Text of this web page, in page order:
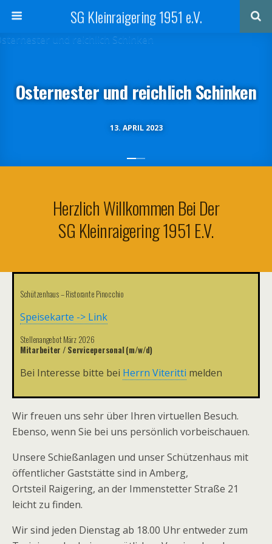
SG Kleinraigering 1951 e.V.
13. APRIL 2023
Osternester und reichlich Schinken
Herzlich Willkommen Bei Der
SG Kleinraigering 1951 E.V.
Schützenhaus – Ristorante Pinocchio
Speisekarte -> Link
Stellenangebot März 2026
Mitarbeiter / Servicepersonal (m/w/d)
Bei Interesse bitte bei Herrn Viteritti melden
Wir freuen uns sehr über Ihren virtuellen Besuch.
Ebenso, wenn Sie bei uns persönlich vorbeischauen.
Unsere Schießanlagen und unser Schützenhaus mit
öffentlicher Gaststätte sind in Amberg,
Ortsteil Raigering, an der Immenstetter Straße 21
leicht zu finden.
Wir sind jeden Dienstag ab 18.00 Uhr entweder zum